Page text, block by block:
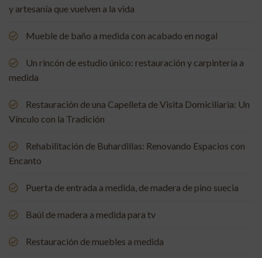
y artesanía que vuelven a la vida
Mueble de baño a medida con acabado en nogal
Un rincón de estudio único: restauración y carpintería a
medida
Restauración de una Capelleta de Visita Domiciliaria: Un
Vínculo con la Tradición
Rehabilitación de Buhardillas: Renovando Espacios con
Encanto
Puerta de entrada a medida, de madera de pino suecia
Baúl de madera a medida para tv
Restauración de muebles a medida